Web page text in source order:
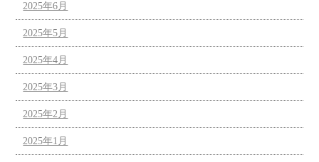
2025年6月
2025年5月
2025年4月
2025年3月
2025年2月
2025年1月